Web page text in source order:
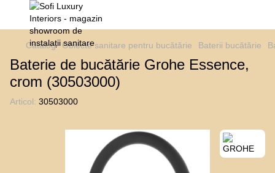
Catalog Obiecte sanitare pentru bucătărie Baterii bucătărie
Baterie de bucătărie Grohe Essence,
crom (30503000)
Articol: 30503000